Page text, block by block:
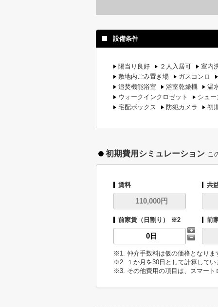
設備条件
陽当り良好 ２人入居可
室内
敷地内ごみ置き場
ガスコンロ
追焚機能浴室
浴室乾燥機
温
ウォークインクロゼット
シュ
宅配ボックス
防犯カメラ 初
初期費用シミュレーション こ
賃料 共
前家賃（日割り） ※2 前
※1. 仲介手数料は仮の価格となりま
※2. １か月を30日として計算してい
※3. その他費用の項目は、スマート